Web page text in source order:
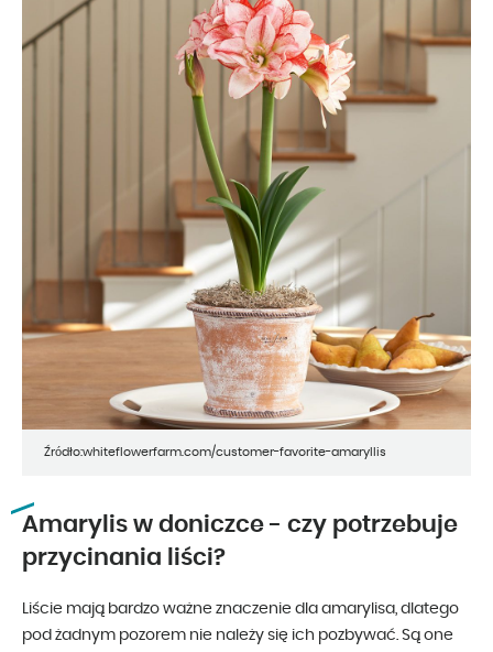
Źródło:whiteflowerfarm.com/customer-favorite-amaryllis
Amarylis w doniczce - czy potrzebuje
przycinania liści?
Liście mają bardzo ważne znaczenie dla amarylisa, dlatego
pod żadnym pozorem nie należy się ich pozbywać. Są one